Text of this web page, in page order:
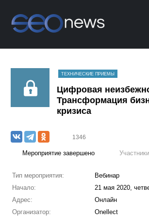
ТЕХНИЧЕСКИЕ ПРИЕМЫ
Цифровая
Трансформация
кризиса
1346
Мероприятие завершено Участники
Тип мероприятия:
Вебинар
Начало:
21 мая 2020,
Адрес:
Онлайн
Организатор:
Onellect